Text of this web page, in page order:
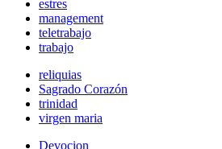
estres
management
teletrabajo
trabajo
reliquias
Sagrado Corazón
trinidad
virgen maria
Devocion